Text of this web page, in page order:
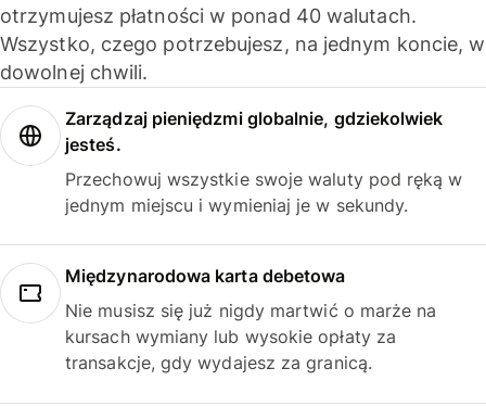
otrzymujesz płatności w ponad 40 walutach.
Wszystko, czego potrzebujesz, na jednym koncie, w
dowolnej chwili.
Zarządzaj pieniędzmi globalnie, gdziekolwiek
jesteś.
Przechowuj wszystkie swoje waluty pod ręką w
jednym miejscu i wymieniaj je w sekundy.
Międzynarodowa karta debetowa
Nie musisz się już nigdy martwić o marże na
kursach wymiany lub wysokie opłaty za
transakcje, gdy wydajesz za granicą.